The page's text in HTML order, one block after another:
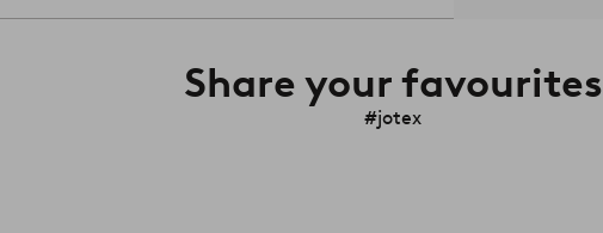
Share your favourites
#jotex